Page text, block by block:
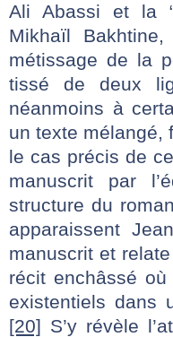
Ali Abassi et la
Mikhaïl
métissage de la
tissé de deux
néanmoins à
un texte mélangé,
le cas précis de
manuscrit par
structure du
apparaissent
manuscrit et
récit enchâssé
existentiels dans
[20] S’y révèle